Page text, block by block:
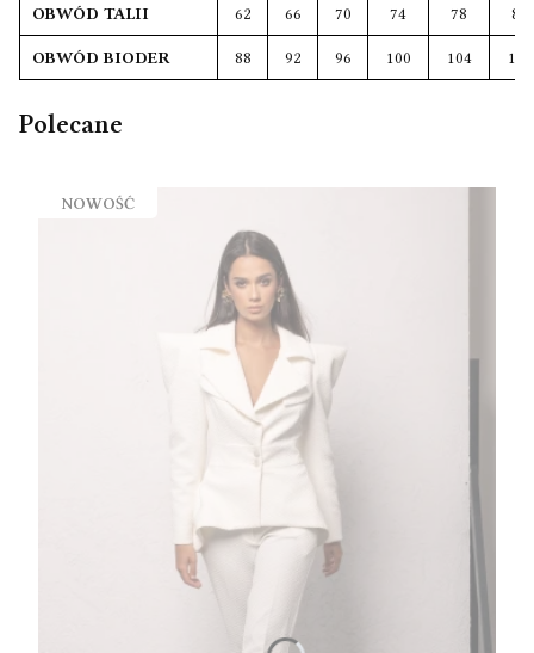
OBWÓD TALII 62 66 70 74 78 82
OBWÓD BIODER 88 92 96 100 104 108
Polecane
NOWOŚĆ